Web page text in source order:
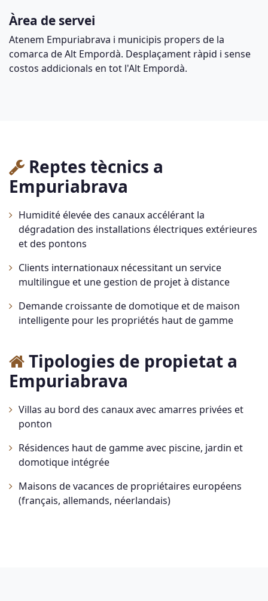
Àrea de servei
Atenem Empuriabrava i municipis propers de la
comarca de Alt Empordà. Desplaçament ràpid i sense
costos addicionals en tot l'Alt Empordà.
Reptes tècnics a
Empuriabrava
Humidité élevée des canaux accélérant la
dégradation des installations électriques extérieures
et des pontons
Clients internationaux nécessitant un service
multilingue et une gestion de projet à distance
Demande croissante de domotique et de maison
intelligente pour les propriétés haut de gamme
Tipologies de propietat a
Empuriabrava
Villas au bord des canaux avec amarres privées et
ponton
Résidences haut de gamme avec piscine, jardin et
domotique intégrée
Maisons de vacances de propriétaires européens
(français, allemands, néerlandais)